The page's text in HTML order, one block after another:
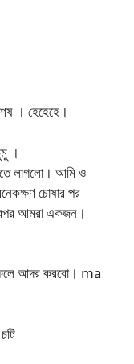
। হেহেহে।
।
লাগলো। আমি ও
চোষার পর
আমরা একজন।
আদর করবো। ma